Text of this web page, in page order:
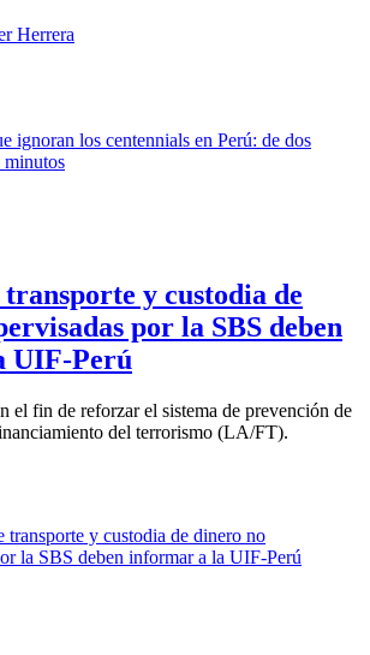
Herrera
transporte y custodia de
por la SBS deben
UIF-Perú
el fin de reforzar el sistema de prevención de
del terrorismo (LA/FT).